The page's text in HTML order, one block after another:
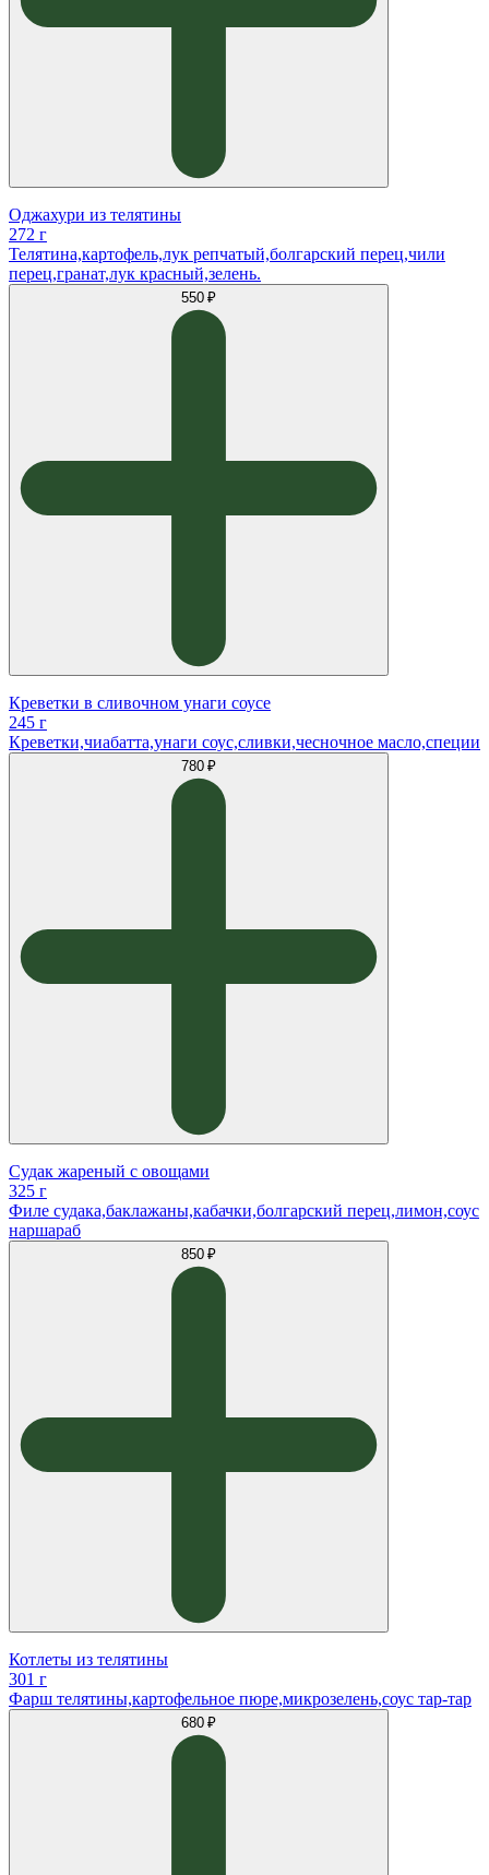
Оджахури из телятины
272 г
Телятина,картофель,лук репчатый,болгарский перец,чили
перец,гранат,лук красный,зелень.
550 ₽
Креветки в сливочном унаги соусе
245 г
Креветки,чиабатта,унаги соус,сливки,чесночное масло,специи
780 ₽
Судак жареный с овощами
325 г
Филе судака,баклажаны,кабачки,болгарский перец,лимон,соус
наршараб
850 ₽
Котлеты из телятины
301 г
Фарш телятины,картофельное пюре,микрозелень,соус тар-тар
680 ₽